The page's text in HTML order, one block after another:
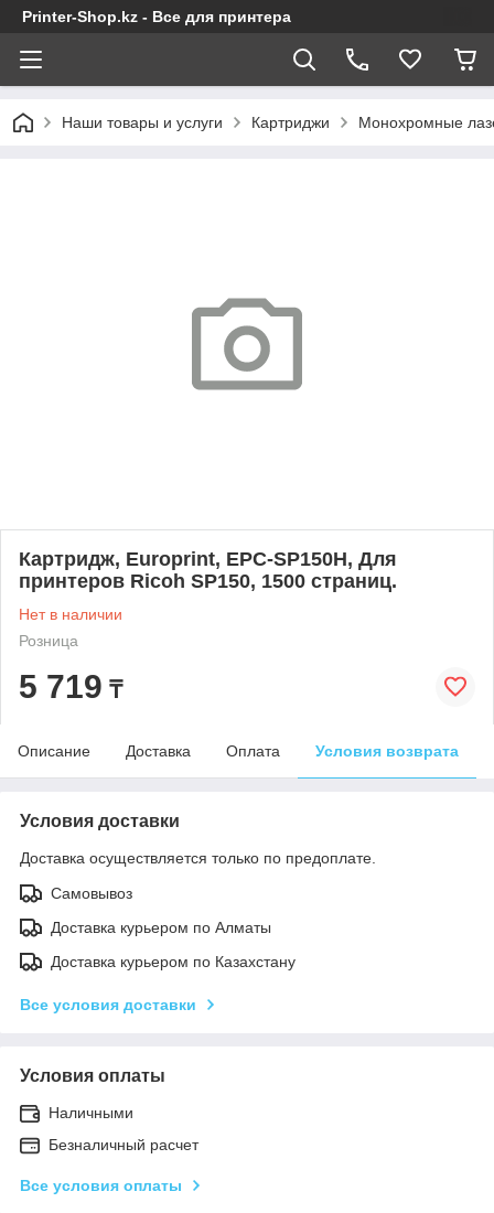
Printer-Shop.kz - Все для принтера
Наши товары и услуги Картриджи Монохромные
Картридж, Europrint, EPC-SP150H, Для
принтеров Ricoh SP150, 1500 страниц.
Нет в наличии
Розница
5 719 ₸
Описание Доставка Оплата Условия возврата
Условия доставки
Доставка осуществляется только по предоплате.
Самовывоз
Доставка курьером по Алматы
Доставка курьером по Казахстану
Все условия доставки
Условия оплаты
Наличными
Безналичный расчет
Все условия оплаты